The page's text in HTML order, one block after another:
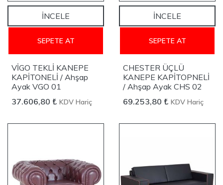
İNCELE
SEPETE AT
VİGO TEKLİ KANEPE
KAPİTONELİ / Ahşap
Ayak VGO 01
37.606,80 ₺ KDV Hariç
İNCELE
SEPETE AT
CHESTER ÜÇLÜ
KANEPE KAPİTOPNELİ
/ Ahşap Ayak CHS 02
69.253,80 ₺ KDV Hariç